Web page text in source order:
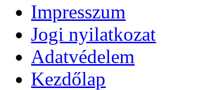
Impresszum
Jogi nyilatkozat
Adatvédelem
Kezdőlap